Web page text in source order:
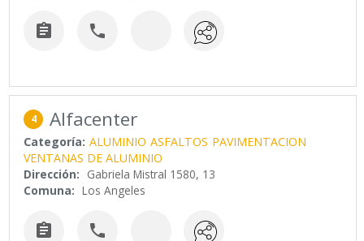
 
4 Alfacenter
Categoría: ALUMINIO ASFALTOS PAVIMENTACION
VENTANAS DE ALUMINIO
Dirección: Gabriela Mistral 1580, 13
Comuna: Los Angeles
 